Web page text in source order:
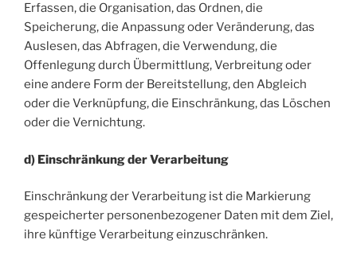
Erfassen, die Organisation, das Ordnen, die
Speicherung, die Anpassung oder Veränderung, das
Auslesen, das Abfragen, die Verwendung, die
Offenlegung durch Übermittlung, Verbreitung oder
eine andere Form der Bereitstellung, den Abgleich
oder die Verknüpfung, die Einschränkung, das Löschen
oder die Vernichtung.
d) Einschränkung der Verarbeitung
Einschränkung der Verarbeitung ist die Markierung
gespeicherter personenbezogener Daten mit dem Ziel,
ihre künftige Verarbeitung einzuschränken.